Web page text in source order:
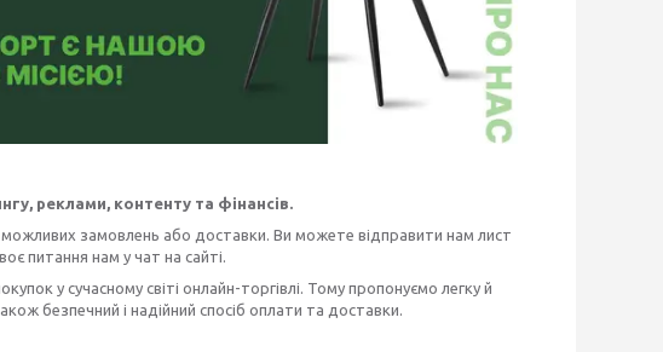
реклами, контенту та фінансів.
можливих замовлень або доставки. Ви можете відправити нам лист
питання нам у чат на сайті.
у сучасному світі онлайн-торгівлі. Тому пропонуємо легку й
безпечний і надійний спосіб оплати та доставки.